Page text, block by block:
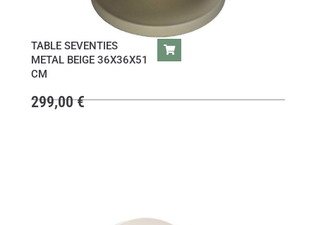
TABLE SEVENTIES
METAL BEIGE 36X36X51
CM
299,00€